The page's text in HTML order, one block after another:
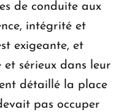
de conduite aux
intégrité et
exigeante, et
et sérieux dans leur
détaillé la place
pas occuper